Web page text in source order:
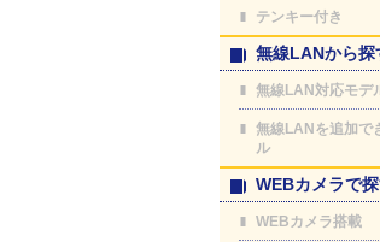
テンキー付き
無線LANから探
無線LAN対応モデ
無線LANを追加で
ル
WEBカメラで
WEBカメラ搭載